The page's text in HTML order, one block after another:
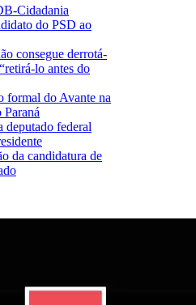
Cidadania
do PSD ao
consegue derrotá-
lo antes do
formal do Avante na
deputado federal
da candidatura de